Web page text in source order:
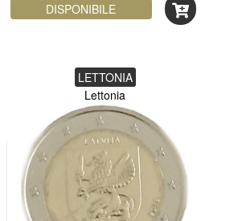
DISPONIBILE
LETTONIA
Lettonia